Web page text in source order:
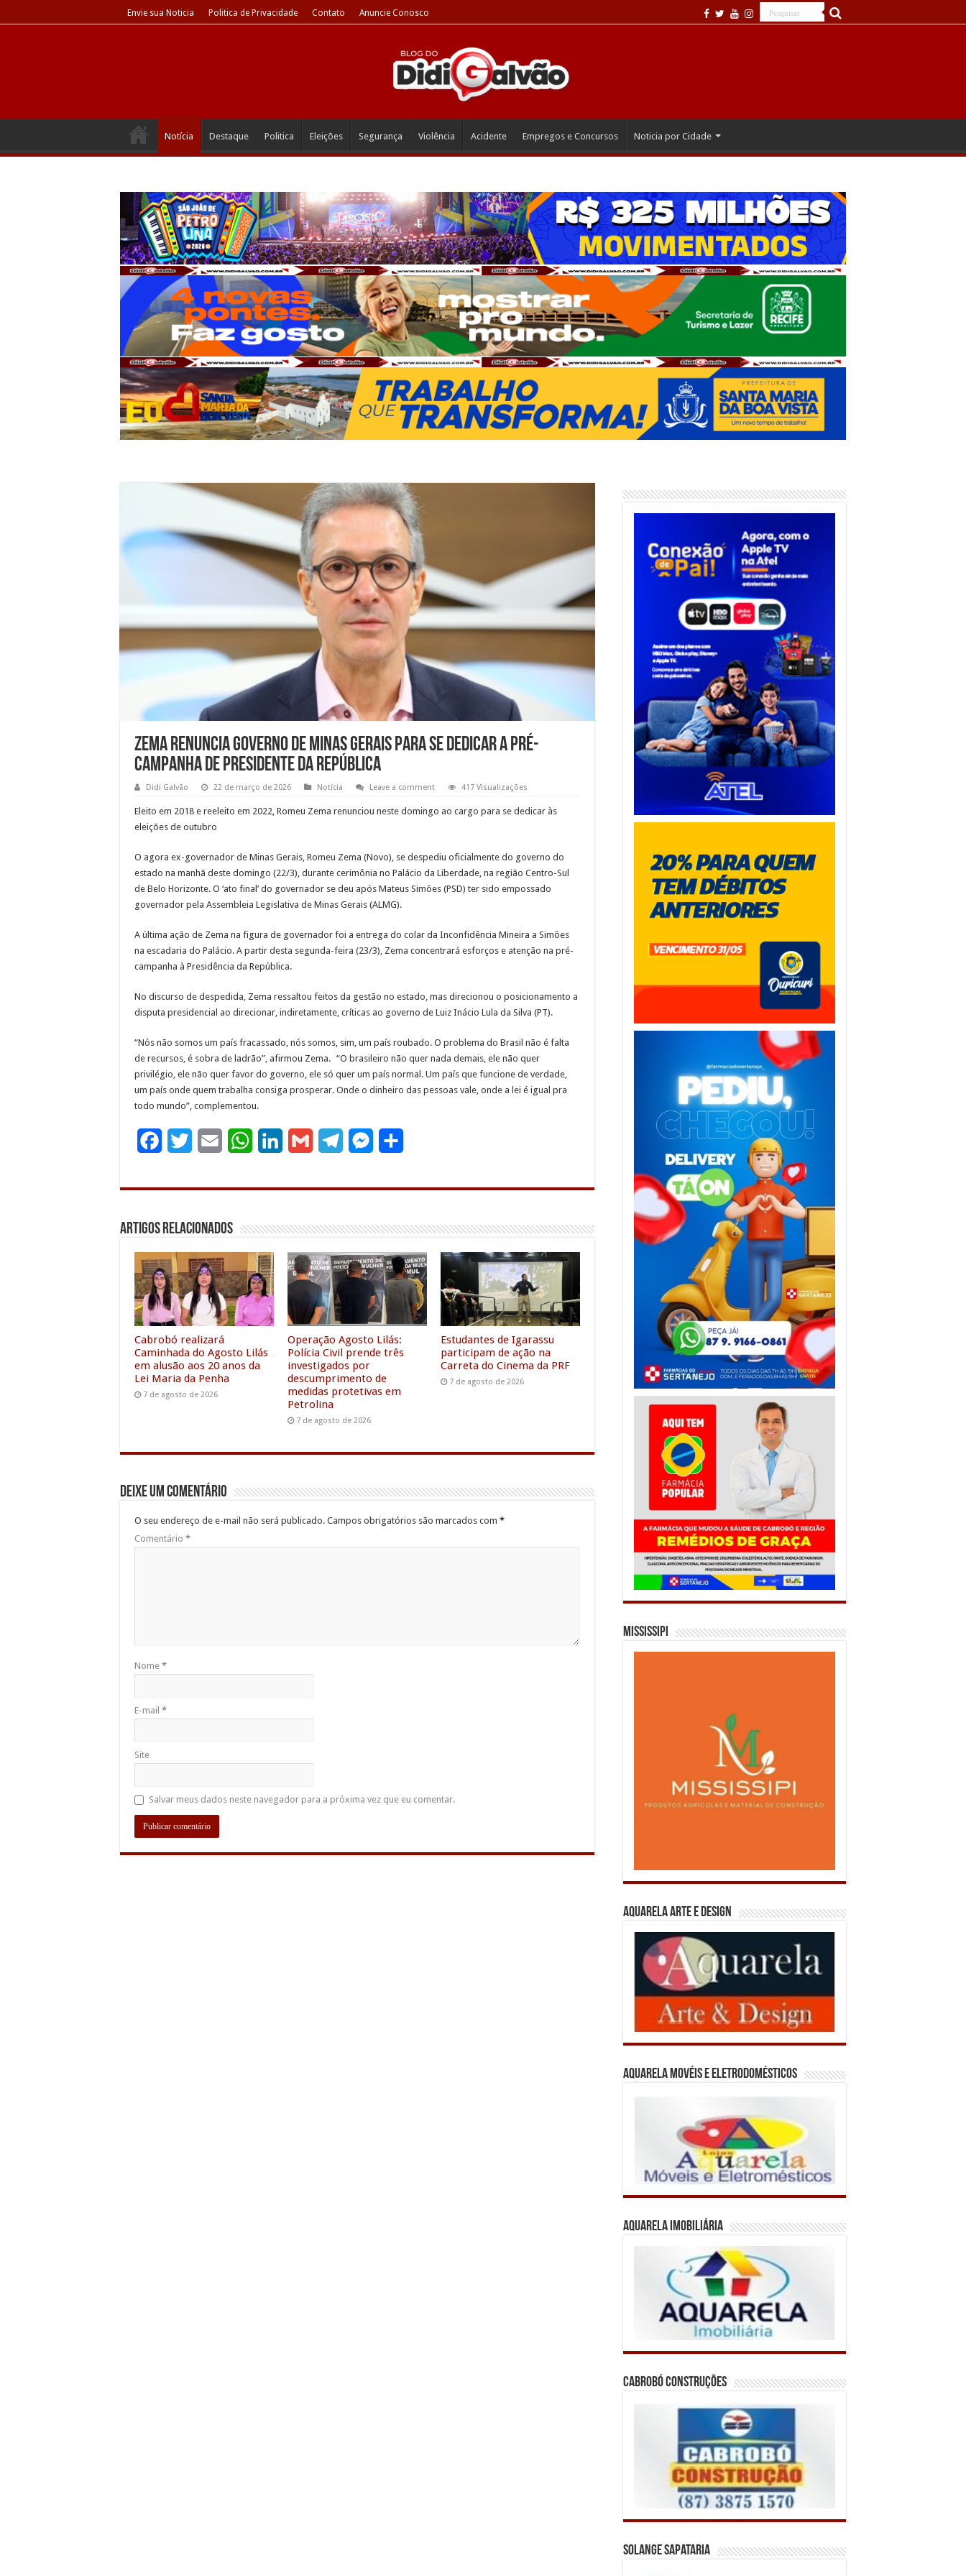
Envie sua Noticia Politica de Privacidade Contato Anuncie Conosco
Notícia Destaque Politica Eleições Segurança Violência Acidente Empregos e Concursos Noticia por Cidade
Zema renuncia governo de Minas Gerais para se dedicar a pré-
campanha de presidente da República
Didi Galvão 22 de março de 2026 Notícia Leave a comment 417 Visualizações
Eleito em 2018 e reeleito em 2022, Romeu Zema renunciou neste domingo ao cargo para se dedicar às
eleições de outubro
O agora ex-governador de Minas Gerais, Romeu Zema (Novo), se despediu oficialmente do governo do
estado na manhã deste domingo (22/3), durante cerimônia no Palácio da Liberdade, na região Centro-Sul
de Belo Horizonte. O ‘ato final’ do governador se deu após Mateus Simões (PSD) ter sido empossado
governador pela Assembleia Legislativa de Minas Gerais (ALMG).
A última ação de Zema na figura de governador foi a entrega do colar da Inconfidência Mineira a Simões
na escadaria do Palácio. A partir desta segunda-feira (23/3), Zema concentrará esforços e atenção na pré-
campanha à Presidência da República.
No discurso de despedida, Zema ressaltou feitos da gestão no estado, mas direcionou o posicionamento a
disputa presidencial ao direcionar, indiretamente, críticas ao governo de Luiz Inácio Lula da Silva (PT).
“Nós não somos um país fracassado, nós somos, sim, um país roubado. O problema do Brasil não é falta
de recursos, é sobra de ladrão”, afirmou Zema. “O brasileiro não quer nada demais, ele não quer
privilégio, ele não quer favor do governo, ele só quer um país normal. Um país que funcione de verdade,
um país onde quem trabalha consiga prosperar. Onde o dinheiro das pessoas vale, onde a lei é igual pra
todo mundo”, complementou.
c
b
o
o
k
i
t
e
r
a
l
a
s
A
p
n
e
d
n
a
l
l
g
r
s
e
n
g
e
r
a
e
Artigos Relacionados
Cabrobó realizará
Caminhada do Agosto Lilás
em alusão aos 20 anos da
Lei Maria da Penha
7 de agosto de 2026
Operação Agosto Lilás:
Polícia Civil prende três
investigados por
descumprimento de
medidas protetivas em
Petrolina
7 de agosto de 2026
Estudantes de Igarassu
participam de ação na
Carreta do Cinema da PRF
7 de agosto de 2026
Deixe um comentário
O seu endereço de e-mail não será publicado. Campos obrigatórios são marcados com *
Comentário *
Nome *
E-mail *
Site
Salvar meus dados neste navegador para a próxima vez que eu comentar.
Mississipi
Aquarela Arte e Design
Aquarela Movéis e Eletrodomésticos
Aquarela Imobiliária
Cabrobó Construções
Solange Sapataria